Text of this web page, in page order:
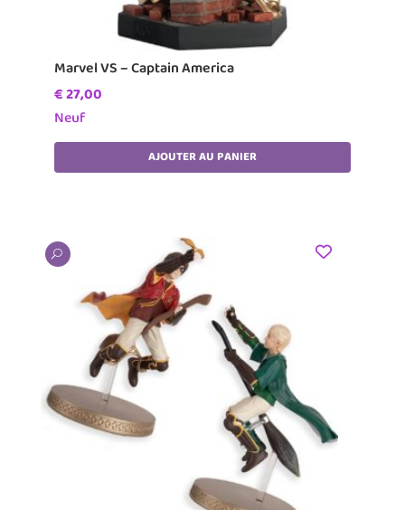
Marvel VS – Captain America
€27,00
Neuf
AJOUTER AU PANIER
U